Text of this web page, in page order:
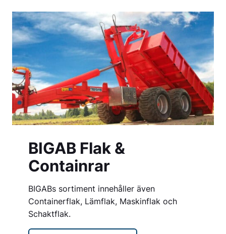
BIGAB Flak &
Containrar
BIGABs sortiment innehåller även
Containerflak, Lämflak, Maskinflak och
Schaktflak.